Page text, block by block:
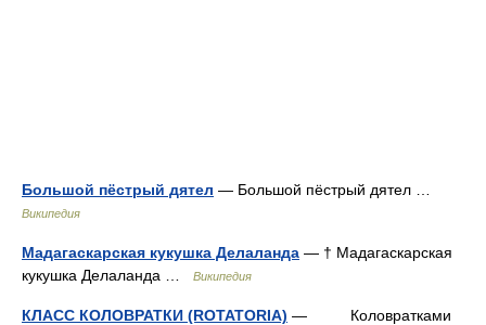
Большой пёстрый дятел — Большой пёстрый дятел …
Википедия
Мадагаскарская кукушка Делаланда — † Мадагаскарская
кукушка Делаланда …
Википедия
КЛАСС КОЛОВРАТКИ (ROTATORIA) — Коловратками